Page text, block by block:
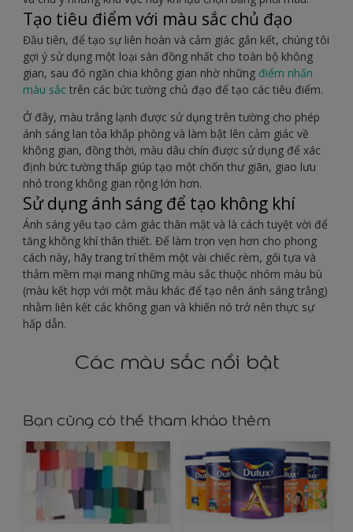
Tạo tiêu điểm với màu sắc chủ đạo
Đầu tiên, để tạo sự liên hoàn và cảm giác gắn kết, chúng tôi
gợi ý sử dụng một loại sàn đồng nhất cho toàn bộ không
gian, sau đó ngăn chia không gian nhờ những điểm nhấn
màu sắc trên các bức tường chủ đạo để tạo các tiêu điểm.
Ở đây, màu trắng lạnh được sử dụng trên tường cho phép
ánh sáng lan tỏa khắp phòng và làm bật lên cảm giác về
không gian, đồng thời, màu dâu chín được sử dụng để xác
định bức tường thấp giúp tạo một chốn thư giãn, giao lưu
nhỏ trong không gian rộng lớn hơn.
Sử dụng ánh sáng để tạo không khí
Ánh sáng yếu tạo cảm giác thân mật và là cách tuyệt vời để
tăng không khí thân thiết. Để làm trọn vẹn hơn cho phong
cách này, hãy trang trí thêm một vài chiếc rèm, gối tựa và
thảm mềm mại mang những màu sắc thuộc nhóm màu bù
(màu kết hợp với một màu khác để tạo nên ánh sáng trắng)
nhằm liên kết các không gian và khiến nó trở nên thực sự
hấp dẫn.
Các màu sắc nổi bật
Bạn cũng có thể tham khảo thêm